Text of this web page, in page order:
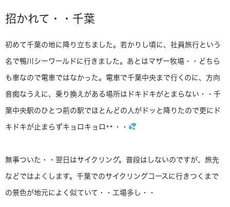
招かれて・・千葉
初めて千葉の地に降り立ちました。若かりし頃に、社員旅行という
名で鴨川シーワールドに行きました。あとはマザー牧場・・どちら
も車なので電車ではなかった。電車で千葉中央まで行くのに、方向
音痴なうえに、乗り換えがある場所はドキドキがとまらない・・千
葉中央駅のひとつ前の駅でほとんどの人がドッと降りたので更にド
キドキが止まらずキョロキョロ ・・
無事ついた・・翌日はサイクリング。普段はしないのですが、旅先
などではよくします。千葉でのサイクリングコースに行きつくまで
の景色が地元によく似ていて・・工場多し・・